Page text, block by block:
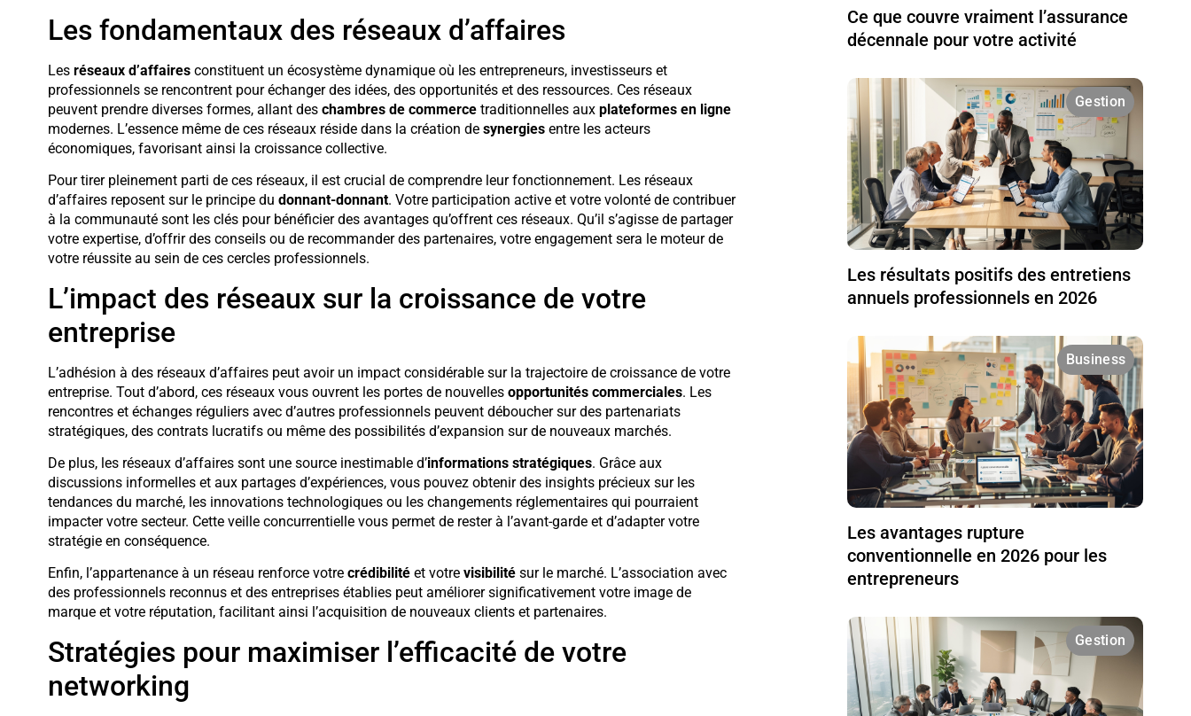
Les fondamentaux des réseaux d’affaires
Les réseaux d’affairesconstituent un écosystème dynamique où les entrepreneurs, investisseurs et
professionnels se rencontrent pour échanger des idées, des opportunités et des ressources. Ces réseaux
peuvent prendre diverses formes, allant des chambres de commercetraditionnelles aux plateformes en ligne
modernes. L’essence même de ces réseaux réside dans la création de synergiesentre les acteurs
économiques, favorisant ainsi la croissance collective.
Pour tirer pleinement parti de ces réseaux, il est crucial de comprendre leur fonctionnement. Les réseaux
d’affaires reposent sur le principe du donnant-donnant. Votre participation active et votre volonté de contribuer
à la communauté sont les clés pour bénéficier des avantages qu’offrent ces réseaux. Qu’il s’agisse de partager
votre expertise, d’offrir des conseils ou de recommander des partenaires, votre engagement sera le moteur de
votre réussite au sein de ces cercles professionnels.
L’impact des réseaux sur la croissance de votre
entreprise
L’adhésion à des réseaux d’affaires peut avoir un impact considérable sur la trajectoire de croissance de votre
entreprise. Tout d’abord, ces réseaux vous ouvrent les portes de nouvelles opportunités commerciales. Les
rencontres et échanges réguliers avec d’autres professionnels peuvent déboucher sur des partenariats
stratégiques, des contrats lucratifs ou même des possibilités d’expansion sur de nouveaux marchés.
De plus, les réseaux d’affaires sont une source inestimable d’informations stratégiques. Grâce aux
discussions informelles et aux partages d’expériences, vous pouvez obtenir des insights précieux sur les
tendances du marché, les innovations technologiques ou les changements réglementaires qui pourraient
impacter votre secteur. Cette veille concurrentielle vous permet de rester à l’avant-garde et d’adapter votre
stratégie en conséquence.
Enfin, l’appartenance à un réseau renforce votre crédibilitéet votre visibilitésur le marché. L’association avec
des professionnels reconnus et des entreprises établies peut améliorer significativement votre image de
marque et votre réputation, facilitant ainsi l’acquisition de nouveaux clients et partenaires.
Stratégies pour maximiser l’efficacité de votre
networking
Ce que couvre vraiment l’assurance
décennale pour votre activité
Gestion
Les résultats positifs des entretiens
annuels professionnels en 2026
Business
Les avantages rupture
conventionnelle en 2026 pour les
entrepreneurs
Gestion